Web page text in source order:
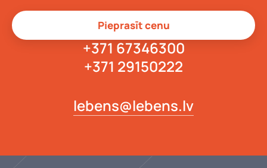
Pieprasīt cenu
+371 67346300
+371 29150222
lebens@lebens.lv